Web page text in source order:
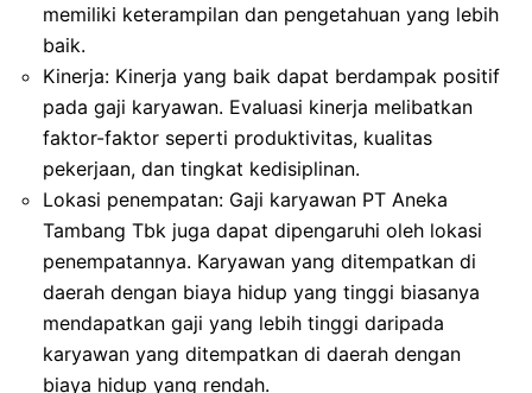
memiliki keterampilan dan pengetahuan yang lebih
baik.
Kinerja: Kinerja yang baik dapat berdampak positif
pada gaji karyawan. Evaluasi kinerja melibatkan
faktor-faktor seperti produktivitas, kualitas
pekerjaan, dan tingkat kedisiplinan.
Lokasi penempatan: Gaji karyawan PT Aneka
Tambang Tbk juga dapat dipengaruhi oleh lokasi
penempatannya. Karyawan yang ditempatkan di
daerah dengan biaya hidup yang tinggi biasanya
mendapatkan gaji yang lebih tinggi daripada
karyawan yang ditempatkan di daerah dengan
biaya hidup yang rendah.